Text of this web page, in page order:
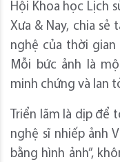
Hội Khoa học Lịch
Xưa & Nay, chia sẻ
nghệ của thời gian
Mỗi bức ảnh là
minh chứng và lan
Triển lãm là dịp để
nghệ sĩ nhiếp ảnh
bằng hình ảnh”,